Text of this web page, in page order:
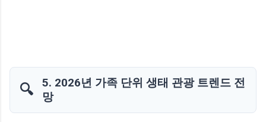
🔍
5. 2026년 가족 단위 생태 관광 트렌드 전
망